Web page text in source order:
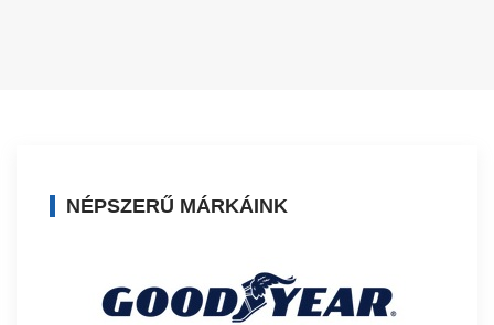
NÉPSZERŰ MÁRKÁINK